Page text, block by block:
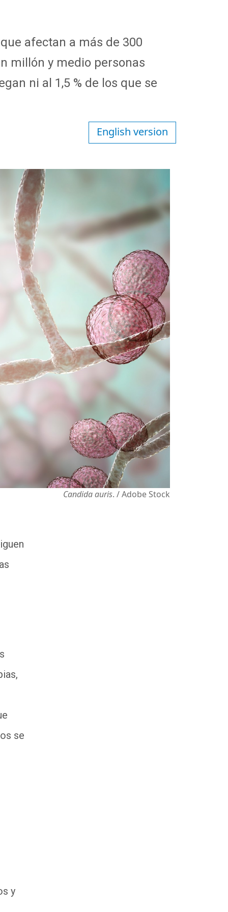
afectan a más de 300
millón y medio personas
ni al 1,5 % de los que se
English version
Candida auris. / Adobe Stock
se
y